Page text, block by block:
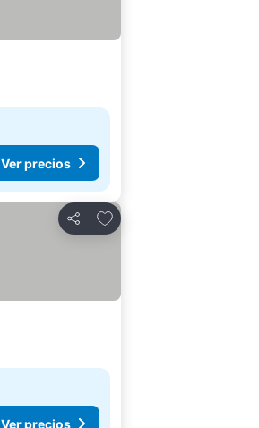
Ver precios
Compartir
Agregar a favoritos
Ver precios